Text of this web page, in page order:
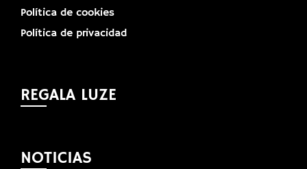
Política de cookies
Política de privacidad
REGALA LUZE
NOTICIAS